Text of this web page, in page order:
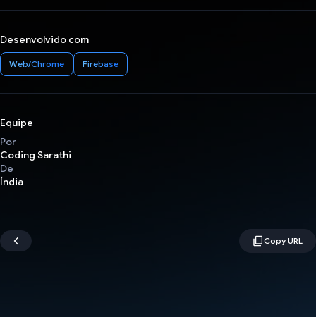
Desenvolvido com
Web/Chrome Firebase
Equipe
Por
Coding Sarathi
De
Índia